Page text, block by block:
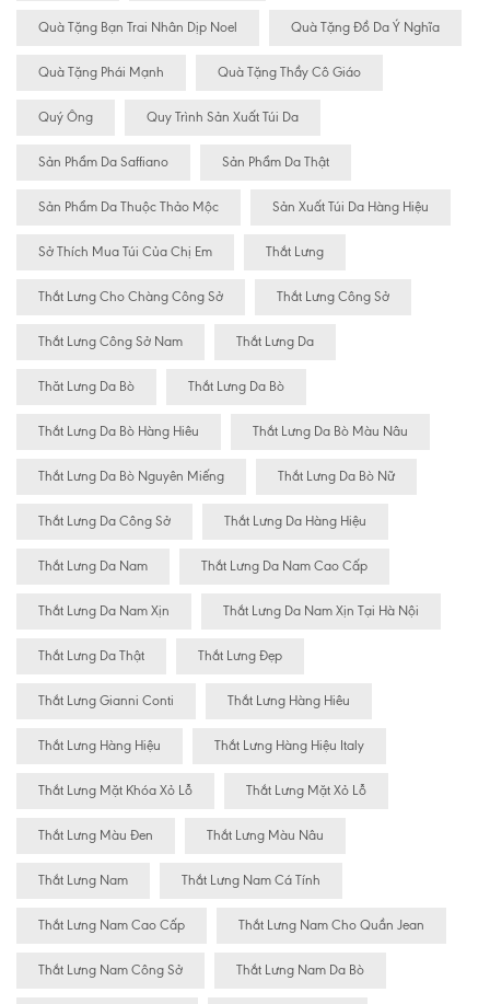
Quà Tặng Bạn Trai Nhân Dịp Noel Quà Tặng Đồ Da Ý Nghĩa
Quà Tặng Phái Mạnh Quà Tặng Thầy Cô Giáo
Quý Ông Quy Trình Sản Xuất Túi Da
Sản Phẩm Da Saffiano Sản Phẩm Da Thật
Sản Phẩm Da Thuộc Thảo Mộc Sản Xuất Túi Da Hàng Hiệu
Sở Thích Mua Túi Của Chị Em Thắt Lưng
Thắt Lưng Cho Chàng Công Sở Thắt Lưng Công Sở
Thắt Lưng Công Sở Nam Thắt Lưng Da
Thăt Lưng Da Bò Thắt Lưng Da Bò
Thắt Lưng Da Bò Hàng Hiêu Thắt Lưng Da Bò Màu Nâu
Thắt Lưng Da Bò Nguyên Miếng Thắt Lưng Da Bò Nữ
Thắt Lưng Da Công Sở Thắt Lưng Da Hàng Hiệu
Thắt Lưng Da Nam Thắt Lưng Da Nam Cao Cấp
Thắt Lưng Da Nam Xịn Thắt Lưng Da Nam Xịn Tại Hà Nội
Thắt Lưng Da Thật Thắt Lưng Đẹp
Thắt Lưng Gianni Conti Thắt Lưng Hàng Hiêu
Thắt Lưng Hàng Hiệu Thắt Lưng Hàng Hiệu Italy
Thắt Lưng Mặt Khóa Xỏ Lỗ Thắt Lưng Mặt Xỏ Lỗ
Thắt Lưng Màu Đen Thắt Lưng Màu Nâu
Thắt Lưng Nam Thắt Lưng Nam Cá Tính
Thắt Lưng Nam Cao Cấp Thắt Lưng Nam Cho Quần Jean
Thắt Lưng Nam Công Sở Thắt Lưng Nam Da Bò